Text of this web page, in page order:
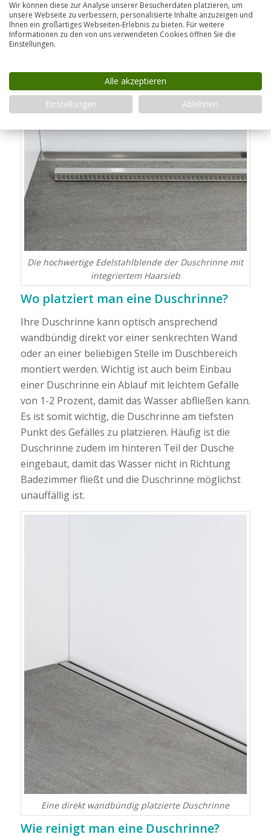
haben wir zuschneidbare Duschrinnenim
Angebot, die bei der Montage auf Ihre individuelle
Länge gekürzt werden können.
Die hochwertige Edelstahlblende der Duschrinne mit
integriertem Haarsieb
Wo platziert man eine Duschrinne?
Ihre Duschrinne kann optisch ansprechend
wandbündig direkt vor einer senkrechten Wand
oder an einer beliebigen Stelle im Duschbereich
montiert werden. Wichtig ist auch beim Einbau
einer Duschrinne ein Ablauf mit leichtem Gefälle
von 1-2 Prozent, damit das Wasser abfließen kann.
Es ist somit wichtig, die Duschrinne am tiefsten
Punkt des Gefälles zu platzieren. Häufig ist die
Duschrinne zudem im hinteren Teil der Dusche
eingebaut, damit das Wasser nicht in Richtung
Badezimmer fließt und die Duschrinne möglichst
unauffällig ist.
Eine direkt wandbündig platzierte Duschrinne
Wie reinigt man eine Duschrinne?
Wir können diese zur Analyse unserer Besucherdaten platzieren, um
unsere Webseite zu verbessern, personalisierte Inhalte anzuzeigen und
Ihnen ein großartiges Webseiten-Erlebnis zu bieten. Für weitere
Informationen zu den von uns verwendeten Cookies öffnen Sie die
Einstellungen.
Alle akzeptieren
Einstellungen
Ablehnen